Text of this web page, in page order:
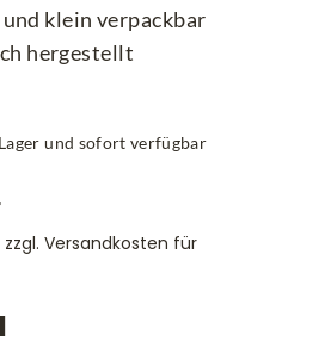
klein verpackbar
hergestellt
und sofort verfügbar
zzgl. Versandkosten für